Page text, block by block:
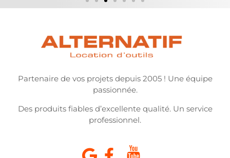
Partenaire de vos projets depuis 2005 ! Une équipe
passionnée.
Des produits fiables d’excellente qualité. Un service
professionnel.